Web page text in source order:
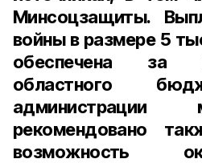
Минсоцзащиты.
войны в размере 5
обеспечена за
областного
администрации
рекомендовано
возможность